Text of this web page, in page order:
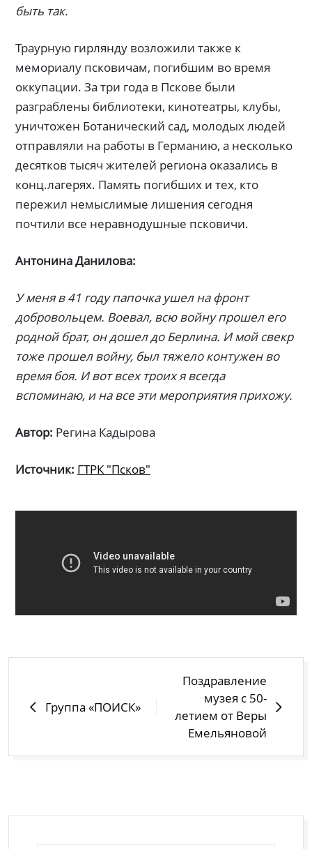
быть так.
Траурную гирлянду возложили также к
мемориалу псковичам, погибшим во время
оккупации. За три года в Пскове были
разграблены библиотеки, кинотеатры, клубы,
уничтожен Ботанический сад, молодых людей
отправляли на работы в Германию, а несколько
десятков тысяч жителей региона оказались в
конц.лагерях. Память погибших и тех, кто
пережил немыслимые лишения сегодня
почтили все неравнодушные псковичи.
Антонина Данилова:
У меня в 41 году папочка ушел на фронт
добровольцем. Воевал, всю войну прошел его
родной брат, он дошел до Берлина. И мой свекр
тоже прошел войну, был тяжело контужен во
время боя. И вот всех троих я всегда
вспоминаю, и на все эти мероприятия прихожу.
Автор: Регина Кадырова
Источник: ГТРК "Псков"
Группа «ПОИСК»
Поздравление
музея с 50-
летием от Веры
Емельяновой